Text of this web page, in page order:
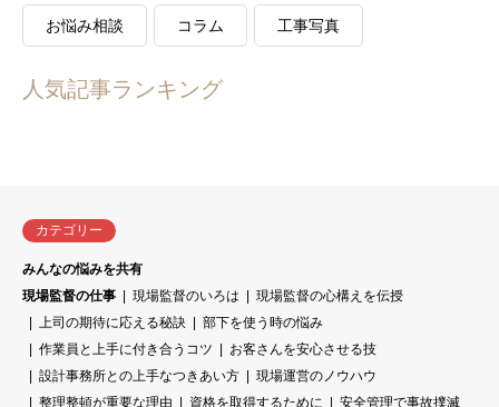
お悩み相談 コラム 工事写真
人気記事ランキング
カテゴリー
みんなの悩みを共有
現場監督の仕事
現場監督のいろは
現場監督の心構えを伝授
上司の期待に応える秘訣
部下を使う時の悩み
作業員と上手に付き合うコツ
お客さんを安心させる技
設計事務所との上手なつきあい方
現場運営のノウハウ
整理整頓が重要な理由
資格を取得するために 安全管理で事故撲滅